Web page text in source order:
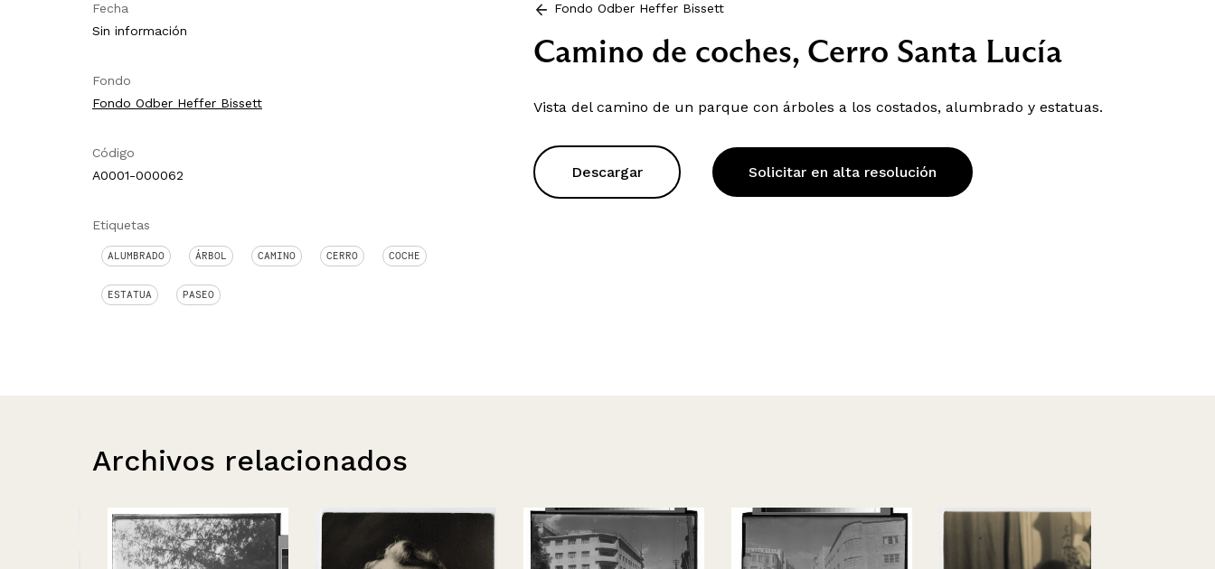
Fecha
Sin información
Fondo
Fondo Odber Heffer Bissett
Código
A0001-000062
Etiquetas
ALUMBRADO ÁRBOL CAMINO CERRO COCHE
ESTATUA PASEO
Fondo Odber Heffer Bissett
Camino de coches, Cerro Santa Lucía
Vista del camino de un parque con árboles a los costados, alumbrado y estatuas.
Descargar Solicitar en alta resolución
Archivos relacionados